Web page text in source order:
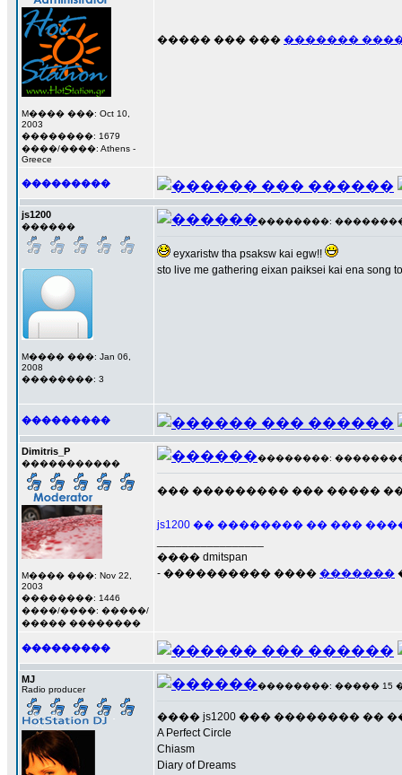
M���� ���: Oct 10,
2003
��������: 1679
����/����: Athens -
Greece
����� ��� ��� �������
���������
js1200
������
M���� ���: Jan 06,
2008
��������: 3
��������: ���������
eyxaristw tha psaksw kai egw!!
sto live me gathering eixan paiksei kai ena song
���������
Dimitris_P
�����������
M���� ���: Nov 22,
2003
��������: 1446
����/����: �����/
����� ��������
��������: ���������
��� ��������� ��� �����
js1200 �� �������� �� ���
���� dmitspan
- ���������� ���� �������
���������
MJ
Radio producer ��������: ����� 15 ���
���� js1200 ��� ��������
A Perfect Circle
Chiasm
Diary of Dreams